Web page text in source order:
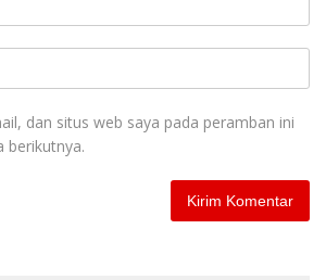
dan situs web saya pada peramban ini
berikutnya.